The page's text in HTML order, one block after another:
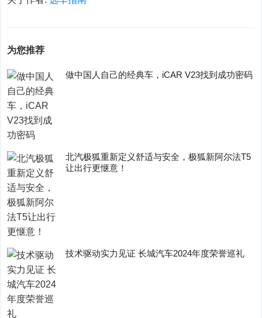
为您推荐
做中国人自己的经典车，iCAR V23找到成功密码
​北汽极狐重新定义舒适与安全，极狐新阿尔法T5
让出行更惬意！
技术驱动实力见证 长城汽车2024年度荣誉巡礼